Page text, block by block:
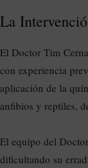
La
El Doctor Tim
con experiencia
aplicación de la
anfibios y reptiles,
El equipo del
dificultando su